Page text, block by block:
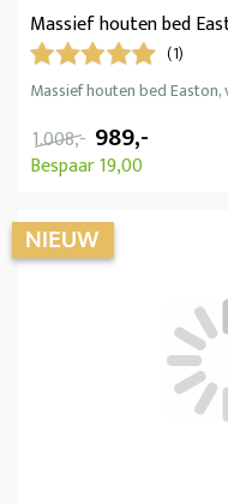
Massief houten bed
(1)
Massief houten bed
1.008,- 989,-
Bespaar 19,00